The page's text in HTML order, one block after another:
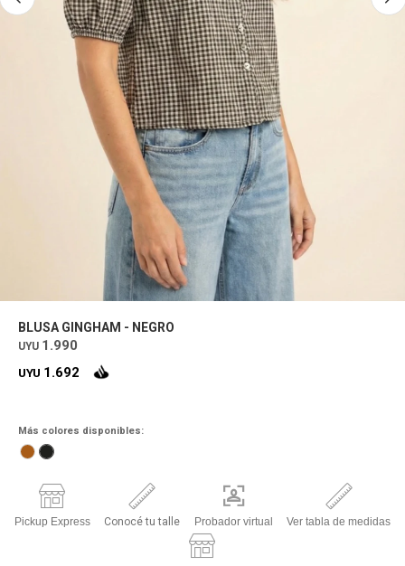
BLUSA GINGHAM - NEGRO
UYU 1.990
UYU 1.692
Más colores disponibles:
Pickup Express Conocé tu talle Probador virtual Ver tabla de medidas